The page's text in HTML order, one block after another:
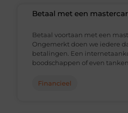
Betaal met een
Betaal voortaan met een
Ongemerkt doen we iedere
betalingen. Een
boodschappen of even
Financieel